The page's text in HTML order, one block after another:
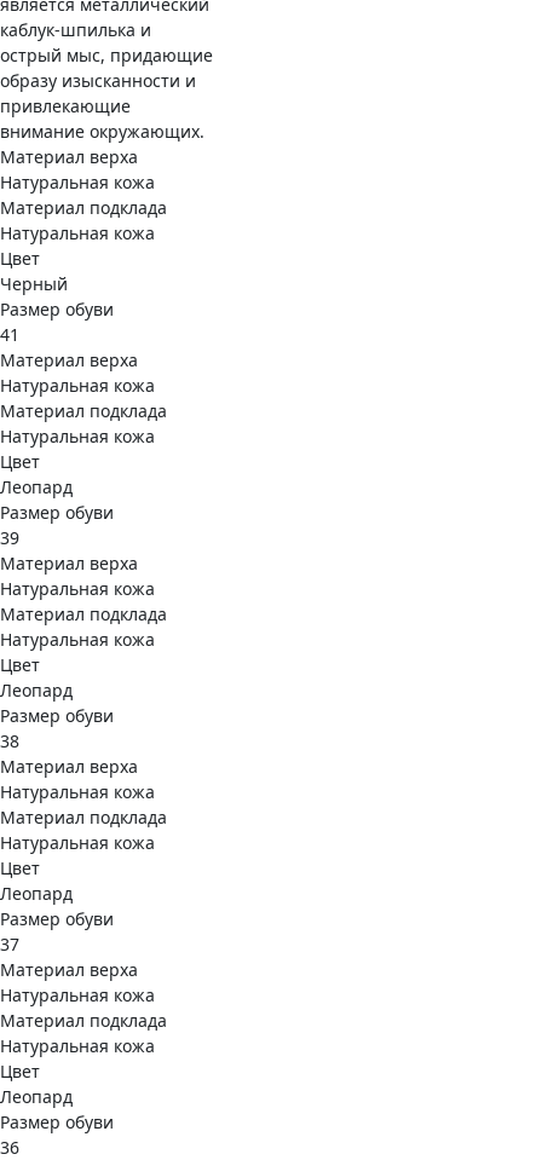
каблук-шпилька и
острый мыс, придающие
образу изысканности и
привлекающие
внимание окружающих.
Материал верха
Натуральная кожа
Материал подклада
Натуральная кожа
Цвет
Черный
Размер обуви
41
Материал верха
Натуральная кожа
Материал подклада
Натуральная кожа
Цвет
Леопард
Размер обуви
39
Материал верха
Натуральная кожа
Материал подклада
Натуральная кожа
Цвет
Леопард
Размер обуви
38
Материал верха
Натуральная кожа
Материал подклада
Натуральная кожа
Цвет
Леопард
Размер обуви
37
Материал верха
Натуральная кожа
Материал подклада
Натуральная кожа
Цвет
Леопард
Размер обуви
36